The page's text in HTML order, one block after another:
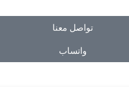
تواصل معنا
واتساب